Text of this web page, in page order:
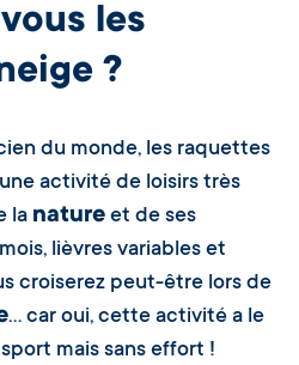
les
?
du monde, les raquettes
activité de loisirs très
la nature et de ses
lièvres variables et
croiserez peut-être lors de
… car oui, cette activité a le
mais sans effort !